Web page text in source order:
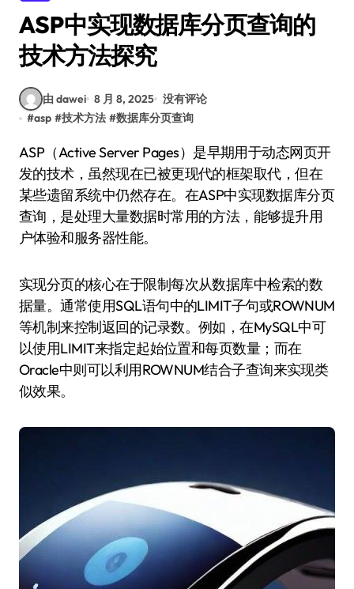
ASP中实现数据库分页查询的
技术方法探究
由 dawei 8 月 8, 2025 没有评论
#asp #技术方法 #数据库分页查询
ASP（Active Server Pages）是早期用于动态网页开
发的技术，虽然现在已被更现代的框架取代，但在
某些遗留系统中仍然存在。在ASP中实现数据库分页
查询，是处理大量数据时常用的方法，能够提升用
户体验和服务器性能。
实现分页的核心在于限制每次从数据库中检索的数
据量。通常使用SQL语句中的LIMIT子句或ROWNUM
等机制来控制返回的记录数。例如，在MySQL中可
以使用LIMIT来指定起始位置和每页数量；而在
Oracle中则可以利用ROWNUM结合子查询来实现类
似效果。